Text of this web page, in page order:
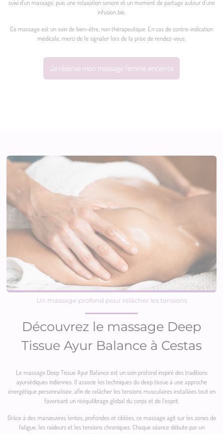
suivi d’un massage, puis une relaxation sonore et un moment de partage autour d’une
infusion bio.
Ce massage est un soin de bien-être, non thérapeutique. En cas de contre-indication
médicale, merci de le signaler lors de la prise de rendez-vous.
Je réserve mon massage femme enceinte
Un massage profond pour relâcher les tensions
Découvrez le massage Deep
Tissue Ayur Balance à Cestas
Le massage Deep Tissue Ayur Balance est un soin profond inspiré des traditions
ayurvédiques indiennes. Il associe les techniques du deep tissue à une approche
énergétique personnalisée, afin de relâcher les tensions musculaires installées tout en
favorisant un rééquilibrage global du corps et de l’esprit.
Grâce à des manœuvres lentes, profondes et ciblées, ce massage agit sur les zones de
fatigue, les raideurs et les tensions chroniques. Chaque séance débute par un